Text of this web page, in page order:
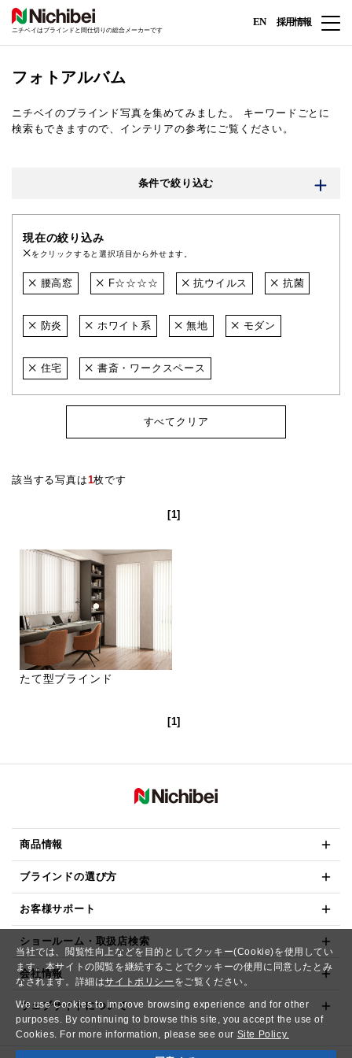
当社では、閲覧性向上などを目的としてクッキー(Cookie)を使用してい
ます。本サイトの閲覧を継続することでクッキーの使用に同意したとみ
なされます。詳細はサイトポリシー をご覧ください。
We use Cookies to improve browsing experience and for other
purposes. By continuing to browse this site, you accept the use of
Cookies. For more information, please see our Site Policy.
ニチベイはブラインドと間仕切りの総合メーカーです
EN 採用情報
フォトアルバム
ニチベイのブラインド写真を集めてみました。
キーワードごとに
検索もできますので、インテリアの参考にご覧ください。
条件で絞り込む
現在の絞り込み
をクリックすると選択項目から外せます。
腰高窓 F☆☆☆☆ 抗ウイルス 抗菌
防炎 ホワイト系 無地 モダン
住宅 書斎・ワークスペース
すべてクリア
該当する写真は1枚です
[1]
たて型ブラインド
[1]
商品情報
ブラインドの選び方
お客様サポート
ショールーム・取扱店検索
会社情報
ウェブサイトについて